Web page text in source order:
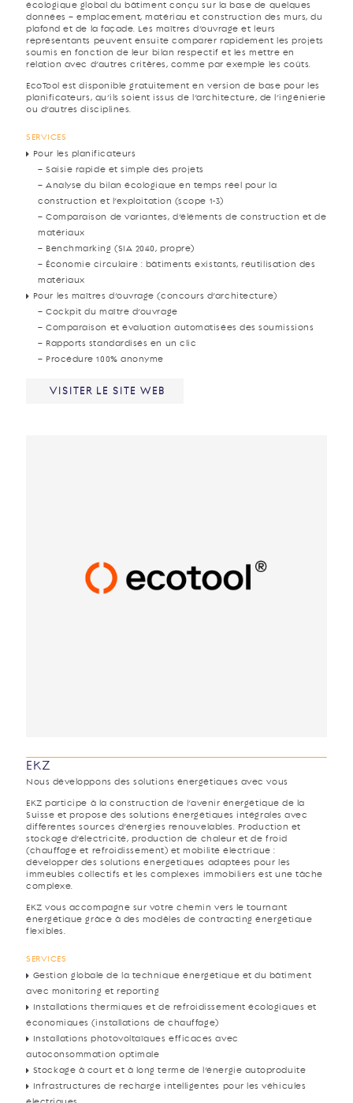
écologique global du bâtiment conçu sur la base de quelques
données – emplacement, matériau et construction des murs, du
plafond et de la façade. Les maîtres d’ouvrage et leurs
représentants peuvent ensuite comparer rapidement les projets
soumis en fonction de leur bilan respectif et les mettre en
relation avec d’autres critères, comme par exemple les coûts.
EcoTool est disponible gratuitement en version de base pour les
planificateurs, qu’ils soient issus de l’architecture, de l’ingénierie
ou d’autres disciplines.
SERVICES
Pour les planificateurs
– Saisie rapide et simple des projets
– Analyse du bilan écologique en temps réel pour la
construction et l’exploitation (scope 1-3)
– Comparaison de variantes, d’éléments de construction et de
matériaux
– Benchmarking (SIA 2040, propre)
– Économie circulaire : bâtiments existants, réutilisation des
matériaux
Pour les maîtres d’ouvrage (concours d’architecture)
– Cockpit du maître d’ouvrage
– Comparaison et évaluation automatisées des soumissions
– Rapports standardisés en un clic
– Procédure 100% anonyme
VISITER LE SITE WEB
EKZ
Nous développons des solutions énergétiques avec vous
EKZ participe à la construction de l’avenir énergétique de la
Suisse et propose des solutions énergétiques intégrales avec
différentes sources d’énergies renouvelables. Production et
stockage d’électricité, production de chaleur et de froid
(chauffage et refroidissement) et mobilité électrique :
développer des solutions énergétiques adaptées pour les
immeubles collectifs et les complexes immobiliers est une tâche
complexe.
EKZ vous accompagne sur votre chemin vers le tournant
énergétique grâce à des modèles de contracting énergétique
flexibles.
SERVICES
Gestion globale de la technique énergétique et du bâtiment
avec monitoring et reporting
Installations thermiques et de refroidissement écologiques et
économiques (installations de chauffage)
Installations photovoltaïques efficaces avec
autoconsommation optimale
Stockage à court et à long terme de l’énergie autoproduite
Infrastructures de recharge intelligentes pour les véhicules